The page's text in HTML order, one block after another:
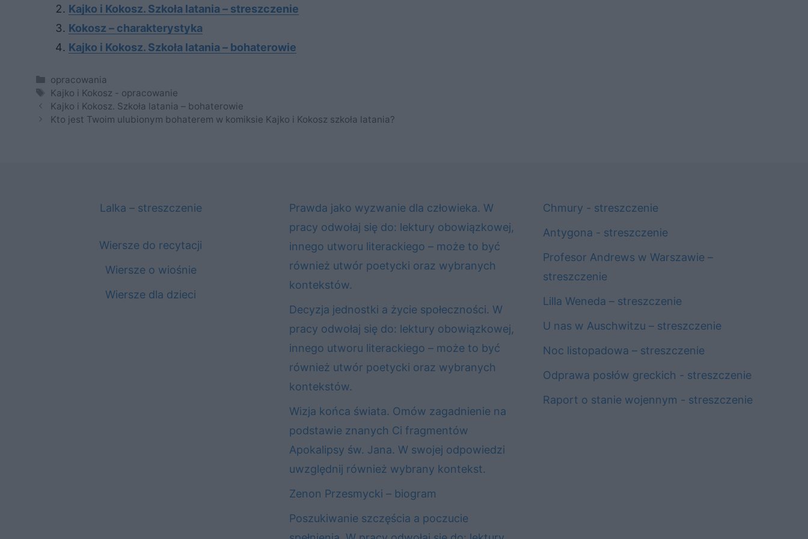
Kajko i Kokosz. Szkoła latania – streszczenie
Kokosz – charakterystyka
Kajko i Kokosz. Szkoła latania – bohaterowie
Kategorie
opracowania
Tagi
Kajko i Kokosz - opracowanie
Kajko i Kokosz. Szkoła latania – bohaterowie
Kto jest Twoim ulubionym bohaterem w komiksie Kajko i Kokosz szkoła latania?
Lalka – streszczenie
Wiersze do recytacji
Wiersze o wiośnie
Wiersze dla dzieci
Prawda jako wyzwanie dla człowieka. W
pracy odwołaj się do: lektury obowiązkowej,
innego utworu literackiego – może to być
również utwór poetycki oraz wybranych
kontekstów.
Decyzja jednostki a życie społeczności. W
pracy odwołaj się do: lektury obowiązkowej,
innego utworu literackiego – może to być
również utwór poetycki oraz wybranych
kontekstów.
Wizja końca świata. Omów zagadnienie na
podstawie znanych Ci fragmentów
Apokalipsy św. Jana. W swojej odpowiedzi
uwzględnij również wybrany kontekst.
Zenon Przesmycki – biogram
Poszukiwanie szczęścia a poczucie
Chmury - streszczenie
Antygona - streszczenie
Profesor Andrews w Warszawie –
streszczenie
Lilla Weneda – streszczenie
U nas w Auschwitzu – streszczenie
Noc listopadowa – streszczenie
Odprawa posłów greckich - streszczenie
Raport o stanie wojennym - streszczenie